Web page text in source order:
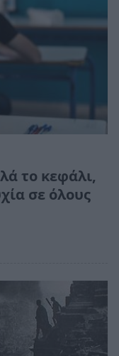
το κεφάλι,
σε όλους